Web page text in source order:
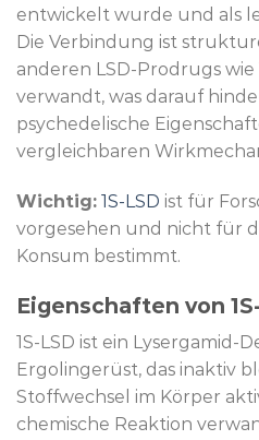
entwickelt wurde und als
Die Verbindung ist
anderen LSD-Prodrugs wie
verwandt, was darauf
psychedelische
vergleichbaren
Wichtig: 1S-LSD ist für
vorgesehen und nicht für
Konsum bestimmt.
Eigenschaften von
1S-LSD ist ein Lysergamid-
Ergolingerüst, das inaktiv
Stoffwechsel im Körper
chemische Reaktion